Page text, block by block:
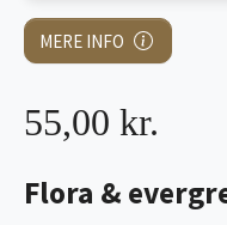
MERE INFO
Flora &
55,00 kr.